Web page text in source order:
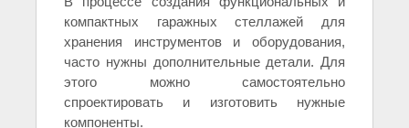
компактных гаражных стеллажей для
хранения инструментов и оборудования,
часто нужны дополнительные детали. Для
этого можно самостоятельно
спроектировать и изготовить нужные
компоненты.